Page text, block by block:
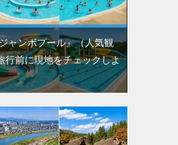
ャンボプール』（人気観
行前に現地をチェックしよ